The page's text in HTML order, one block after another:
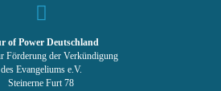
of Power Deutschland
Förderung der Verkündigung
des Evangeliums e.V.
Steinerne Furt 78